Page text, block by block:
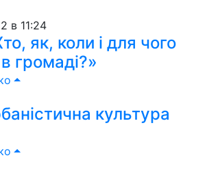
в 11:24
як, коли і для чого
громаді?»
культура